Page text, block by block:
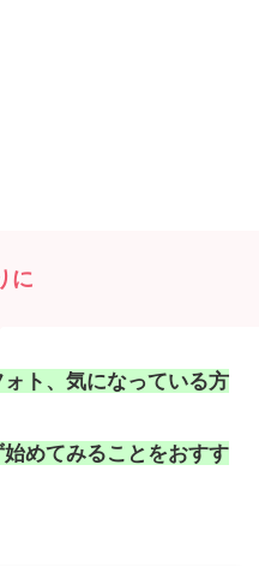
に
ト、気になっている方
めてみることをおすす